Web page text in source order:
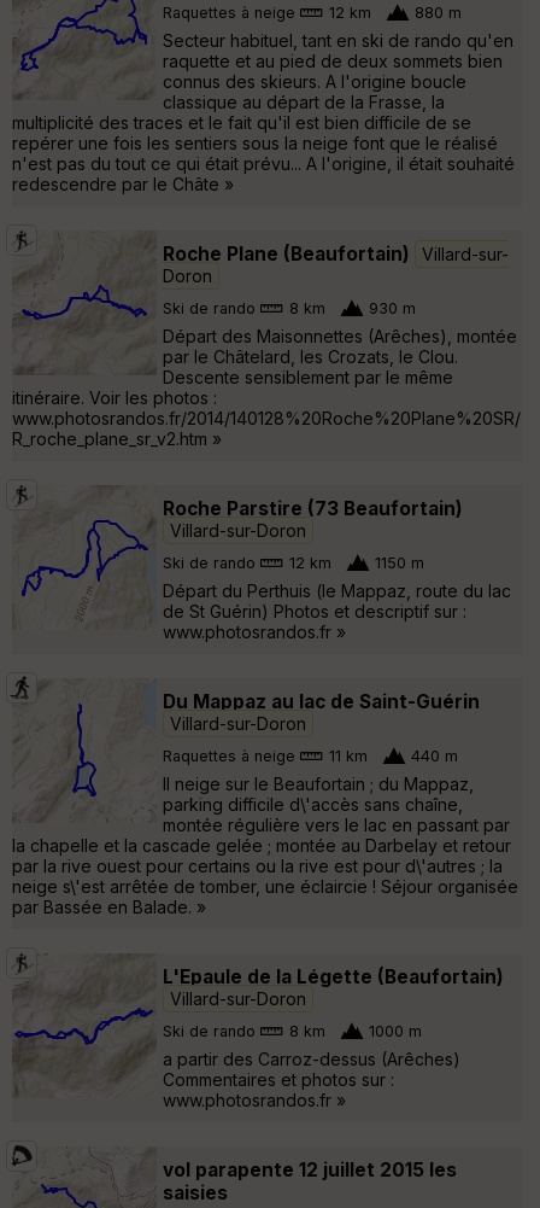
Raquettes à neige 12 km 880 m
Secteur habituel, tant en ski de rando qu'en
raquette et au pied de deux sommets bien
connus des skieurs. A l'origine boucle
classique au départ de la Frasse, la
multiplicité des traces et le fait qu'il est bien difficile de se
repérer une fois les sentiers sous la neige font que le réalisé
n'est pas du tout ce qui était prévu... A l'origine, il était souhaité
redescendre par le Châte »
Roche Plane (Beaufortain)
Villard-sur-
Doron
Ski de rando 8 km 930 m
Départ des Maisonnettes (Arêches), montée
par le Châtelard, les Crozats, le Clou.
Descente sensiblement par le même
itinéraire. Voir les photos :
www.photosrandos.fr/2014/140128%20Roche%20Plane%20SR/
R_roche_plane_sr_v2.htm »
Roche Parstire (73 Beaufortain)
Villard-sur-Doron
Ski de rando 12 km 1150 m
Départ du Perthuis (le Mappaz, route du lac
de St Guérin) Photos et descriptif sur :
www.photosrandos.fr »
Du Mappaz au lac de Saint-Guérin
Villard-sur-Doron
Raquettes à neige 11 km 440 m
Il neige sur le Beaufortain ; du Mappaz,
parking difficile d\'accès sans chaîne,
montée régulière vers le lac en passant par
la chapelle et la cascade gelée ; montée au Darbelay et retour
par la rive ouest pour certains ou la rive est pour d\'autres ; la
neige s\'est arrêtée de tomber, une éclaircie ! Séjour organisée
par Bassée en Balade. »
L'Epaule de la Légette (Beaufortain)
Villard-sur-Doron
Ski de rando 8 km 1000 m
a partir des Carroz-dessus (Arêches)
Commentaires et photos sur :
www.photosrandos.fr »
vol parapente 12 juillet 2015 les
saisies